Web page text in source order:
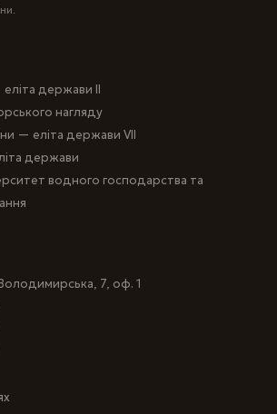
еліта держави II
нагляду
— еліта держави VII
держави
водного господарства та
7, оф. 1